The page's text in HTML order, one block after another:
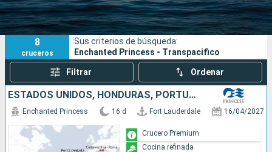
Puertos Compañías
Buscar
8
cruceros
Sus criterios de búsqueda:
Enchanted Princess - Transpacifico
Filtrar Ordenar
ESTADOS UNIDOS, HONDURAS, PORTUGAL, ESPAÑA, FRANCIA, ITALIA
Enchanted Princess 16 d Fort Lauderdale 16/04/2027
Crucero Premium
Cocina refinada